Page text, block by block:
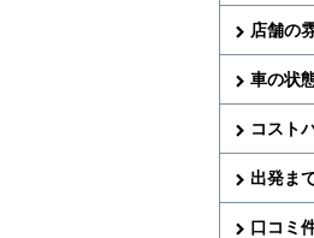
店舗の
車の状
コスト
出発ま
口コミ